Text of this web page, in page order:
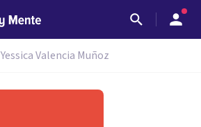
Yessica Valencia Muñoz